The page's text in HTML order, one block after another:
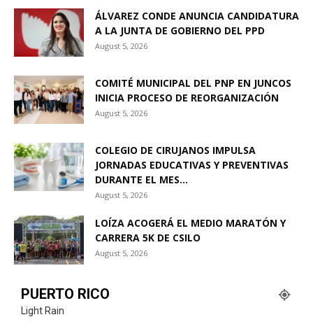
ÁLVAREZ CONDE ANUNCIA CANDIDATURA
A LA JUNTA DE GOBIERNO DEL PPD
August 5, 2026
COMITÉ MUNICIPAL DEL PNP EN JUNCOS
INICIA PROCESO DE REORGANIZACIÓN
August 5, 2026
COLEGIO DE CIRUJANOS IMPULSA
JORNADAS EDUCATIVAS Y PREVENTIVAS
DURANTE EL MES...
August 5, 2026
LOÍZA ACOGERÁ EL MEDIO MARATÓN Y
CARRERA 5K DE CSILO
August 5, 2026
PUERTO RICO
Light Rain